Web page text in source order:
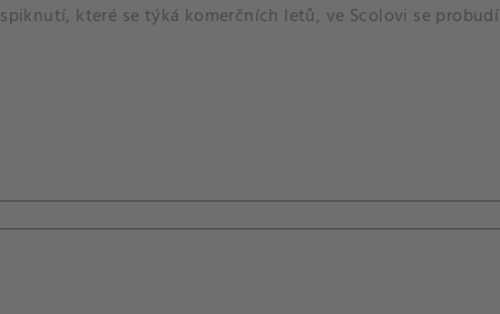
které se týká komerčních letů, ve Scolovi se probudí